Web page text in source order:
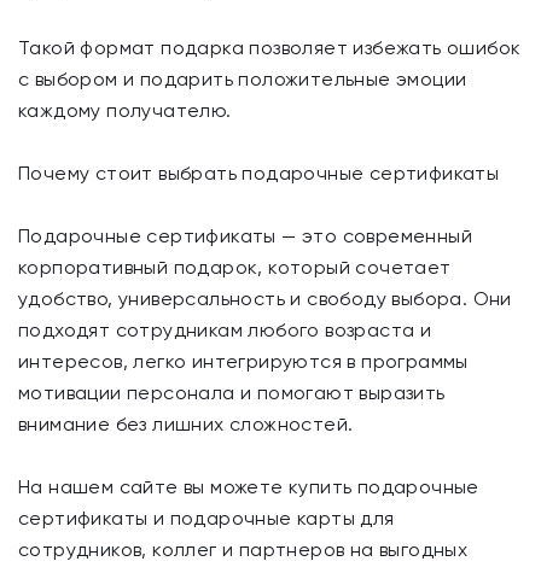
Такой формат подарка позволяет избежать ошибок
с выбором и подарить положительные эмоции
каждому получателю.
Почему стоит выбрать подарочные сертификаты
Подарочные сертификаты — это современный
корпоративный подарок, который сочетает
удобство, универсальность и свободу выбора. Они
подходят сотрудникам любого возраста и
интересов, легко интегрируются в программы
мотивации персонала и помогают выразить
внимание без лишних сложностей.
На нашем сайте вы можете купить подарочные
сертификаты и подарочные карты для
сотрудников, коллег и партнеров на выгодных